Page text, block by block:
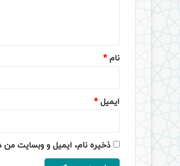
نام*
ایمیل*
ذخیره نام، ایمیل و وبسایت من